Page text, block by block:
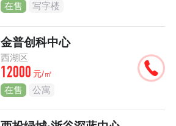
在售 写字楼
金普创科中心
西湖区
12000 元/㎡
在售 公寓